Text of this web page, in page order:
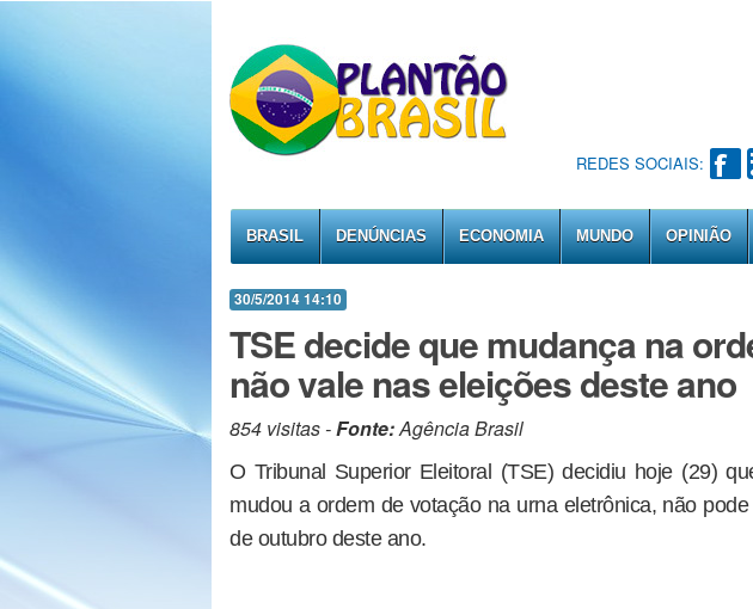
REDES SOCIAIS:
BRASIL DENÚNCIAS ECONOMIA MUNDO OPINIÃO
30/5/2014 14:10
TSE decide que mudança na
não vale nas eleições deste ano
854 visitas -Fonte:Agência Brasil
O Tribunal Superior Eleitoral (TSE) decidiu hoje (29)
mudou a ordem de votação na urna eletrônica, não
de outubro deste ano.